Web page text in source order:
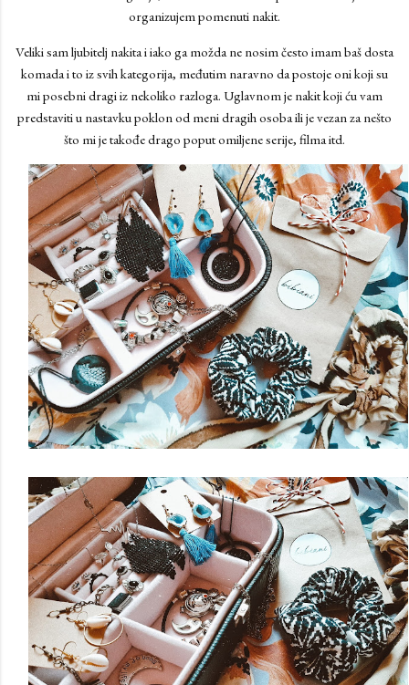
organizujem pomenuti nakit.
Veliki sam ljubitelj nakita i iako ga možda ne nosim često imam baš dosta
komada i to iz svih kategorija, međutim naravno da postoje oni koji su
mi posebni dragi iz nekoliko razloga. Uglavnom je nakit koji ću vam
predstaviti u nastavku poklon od meni dragih osoba ili je vezan za nešto
što mi je takođe drago poput omiljene serije, filma itd.